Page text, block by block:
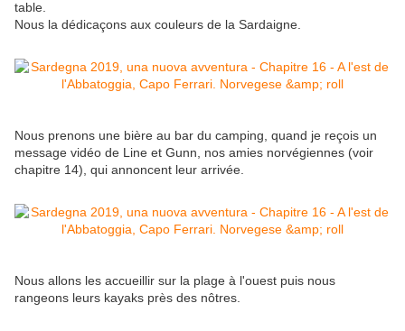
table.
Nous la dédicaçons aux couleurs de la Sardaigne.
Nous prenons une bière au bar du camping, quand je reçois un
message vidéo de Line et Gunn, nos amies norvégiennes (voir
chapitre 14), qui annoncent leur arrivée.
Nous allons les accueillir sur la plage à l'ouest puis nous
rangeons leurs kayaks près des nôtres.